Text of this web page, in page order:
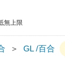
無上限
＞ GL /百合